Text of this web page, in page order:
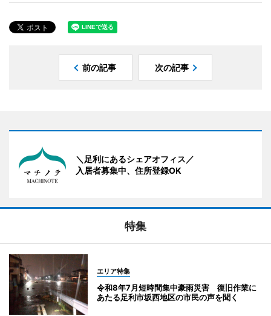
前の記事 次の記事
＼足利にあるシェアオフィス／
入居者募集中、住所登録OK
特集
エリア特集
令和8年7月短時間集中豪雨災害 復旧作業に
あたる足利市坂西地区の市民の声を聞く